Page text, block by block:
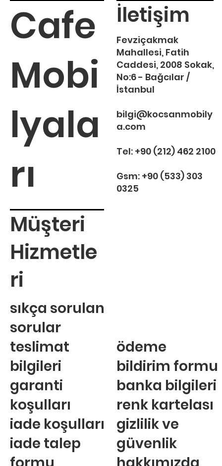
Müşteri
Hizmetle
ri
sıkça sorulan
sorular
teslimat
bilgileri
garanti
koşulları
iade koşulları
iade talep
ödeme
bildirim formu
banka bilgileri
renk kartelası
gizlilik ve
güvenlik
Cafe
Mobi
lyala
rı
İletişim
Fevziçakmak
Mahallesi, Fatih
Caddesi, 2008 Sokak,
No:6 - Bağcılar /
İstanbul
bilgi@kocsanmobily
a.com
Tel: +90 (212) 462 2100
Gsm: +90 (533) 303
0325